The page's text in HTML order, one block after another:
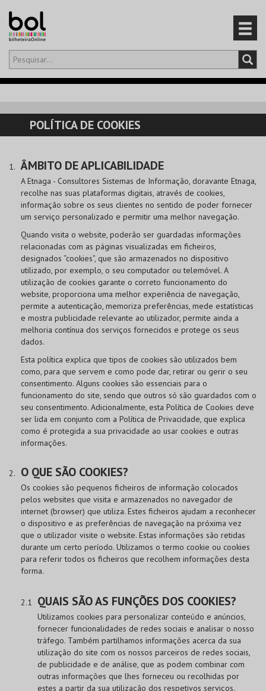
Olá,iniciar sessão
CARRINHO
EVENTOS
CARTÕES
PRODUTOS
POLÍTICA DE COOKIES
ÂMBITO DE APLICABILIDADE
A Etnaga - Consultores Sistemas de Informação, doravante Etnaga,
recolhe nas suas plataformas digitais, através de cookies,
informação sobre os seus clientes no sentido de poder fornecer
um serviço personalizado e permitir uma melhor navegação.
Quando visita o website, poderão ser guardadas informações
relacionadas com as páginas visualizadas em ficheiros,
designados “cookies”, que são armazenados no dispositivo
utilizado, por exemplo, o seu computador ou telemóvel. A
utilização de cookies garante o correto funcionamento do
website, proporciona uma melhor experiência de navegação,
permite a autenticação, memoriza preferências, mede estatísticas
e mostra publicidade relevante ao utilizador, permite ainda a
melhoria contínua dos serviços fornecidos e protege os seus
dados.
Esta política explica que tipos de cookies são utilizados bem
como, para que servem e como pode dar, retirar ou gerir o seu
consentimento. Alguns cookies são essenciais para o
funcionamento do site, sendo que outros só são guardados com o
seu consentimento. Adicionalmente, esta Política de Cookies deve
ser lida em conjunto com a Política de Privacidade, que explica
como é protegida a sua privacidade ao usar cookies e outras
informações.
O QUE SÃO COOKIES?
Os cookies são pequenos ficheiros de informação colocados
pelos websites que visita e armazenados no navegador de
internet (browser) que utiliza. Estes ficheiros ajudam a reconhecer
o dispositivo e as preferências de navegação na próxima vez
que o utilizador visite o website. Estas informações são retidas
durante um certo período. Utilizamos o termo cookie ou cookies
para referir todos os ficheiros que recolhem informações desta
forma.
QUAIS SÃO AS FUNÇÕES DOS COOKIES?
Utilizamos cookies para personalizar conteúdo e anúncios,
fornecer funcionalidades de redes sociais e analisar o nosso
tráfego. Também partilhamos informações acerca da sua
utilização do site com os nossos parceiros de redes sociais,
de publicidade e de análise, que as podem combinar com
outras informações que lhes forneceu ou recolhidas por
estes a partir da sua utilização dos respetivos serviços.